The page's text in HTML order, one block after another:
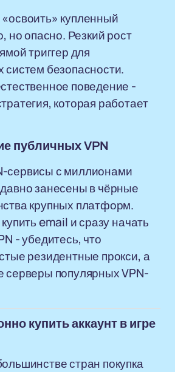
купленный
но опасно. Резкий рост
триггер для
систем безопасности.
поведение -
которая работает
публичных VPN
сервисы с миллионами
занесены в чёрные
крупных платформ.
email и сразу начать
- убедитесь, что
резидентные прокси, а
серверы популярных VPN-
купить аккаунт в игре
стран покупка